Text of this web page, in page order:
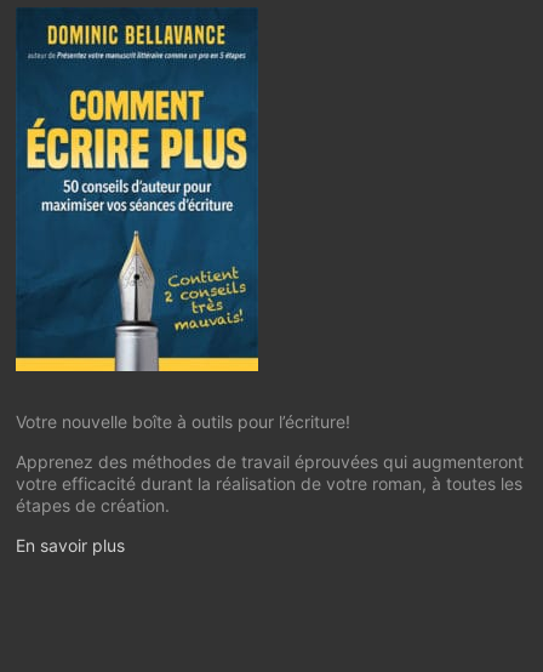
Votre nouvelle boîte à outils pour l’écriture!
Apprenez des méthodes de travail éprouvées qui augmenteront
votre efficacité durant la réalisation de votre roman, à toutes les
étapes de création.
En savoir plus